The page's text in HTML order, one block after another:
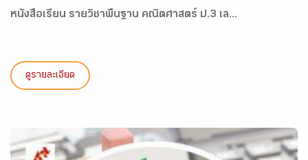
หนังสือเรียน รายวิชาพื้นฐาน คณิตศาสตร์ ป.3 เล...
ดูรายละเอียด